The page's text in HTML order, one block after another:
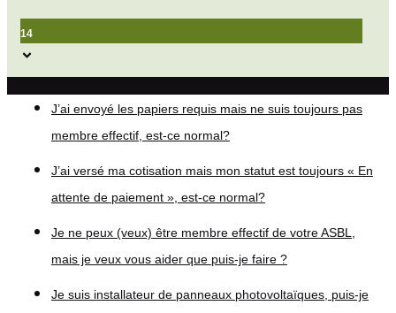
14
J’ai envoyé les papiers requis mais ne suis toujours pas
membre effectif, est-ce normal?
J’ai versé ma cotisation mais mon statut est toujours « En
attente de paiement », est-ce normal?
Je ne peux (veux) être membre effectif de votre ASBL,
mais je veux vous aider que puis-je faire ?
Je suis installateur de panneaux photovoltaïques, puis-je